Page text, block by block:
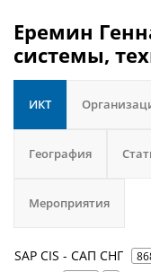
Еремин
системы,
ИКТ
География
Мероприятия
SAP CIS - САП СНГ